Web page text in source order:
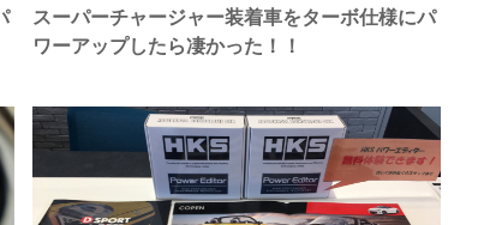
スーパーチャージャー装着車をターボ仕様にパ
ワーアップしたら凄かった！！